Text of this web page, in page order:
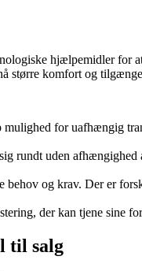
hjælpemidler for
større komfort og
for uafhængig
rundt uden
og krav. Der er
der kan tjene sine
til salg